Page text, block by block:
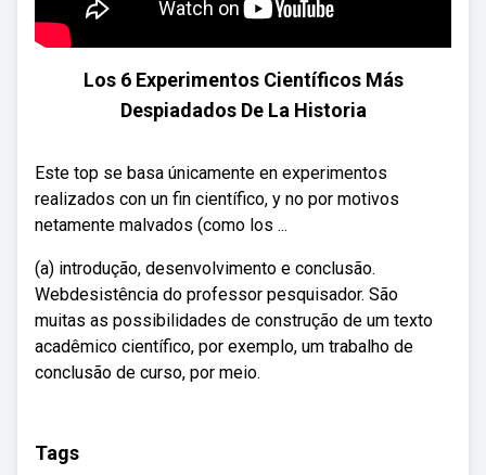
Los 6 Experimentos Científicos Más
Despiadados De La Historia
Este top se basa únicamente en experimentos
realizados con un fin científico, y no por motivos
netamente malvados (como los ...
(a) introdução, desenvolvimento e conclusão.
Webdesistência do professor pesquisador. São
muitas as possibilidades de construção de um texto
acadêmico científico, por exemplo, um trabalho de
conclusão de curso, por meio.
Tags